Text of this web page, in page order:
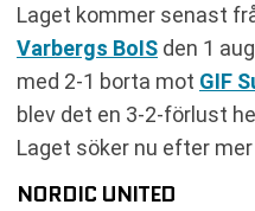
Laget kommer senast
Varbergs BoIS den 1
med 2-1 borta mot GIF
blev det en 3-2-förlust
Laget söker nu efter
NORDIC UNITED